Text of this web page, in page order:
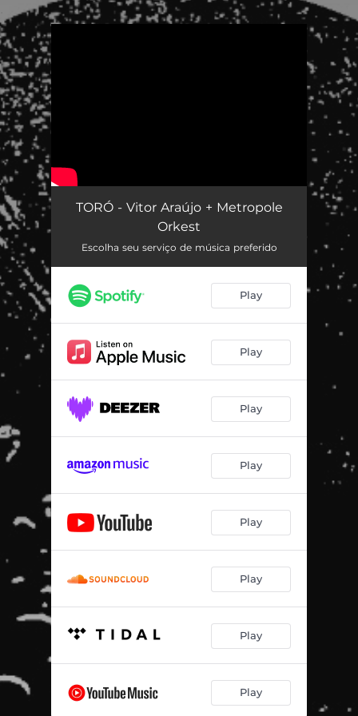
TORÓ - Vitor Araújo + Metropole
Orkest
Escolha seu serviço de música preferido
Play
Play
Play
Play
Play
Play
Play
Play